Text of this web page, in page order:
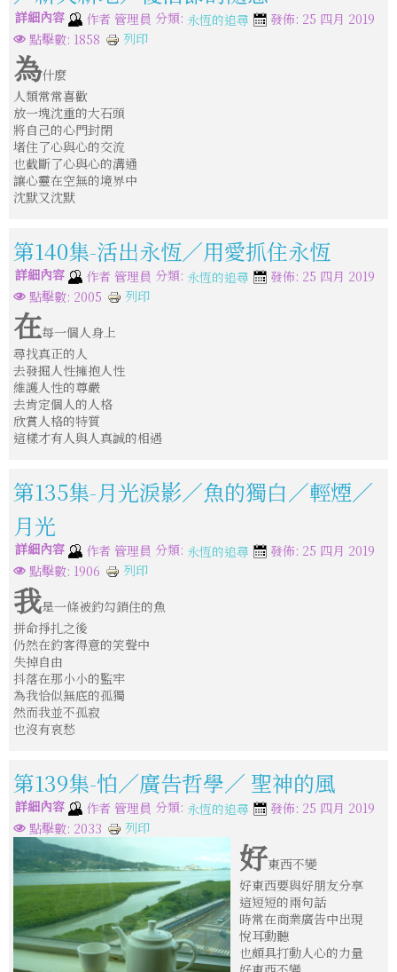
詳細內容 作者 管理員 分類: 永恆的追尋
發佈: 25 四月 2019
點擊數: 1858
列印
為什麼
人類常常喜歡
放一塊沈重的大石頭
將自己的心門封閉
堵住了心與心的交流
也截斷了心與心的溝通
讓心靈在空無的境界中
沈默又沈默
第140集-活出永恆／用愛抓住永恆
詳細內容 作者 管理員 分類: 永恆的追尋
發佈: 25 四月 2019
點擊數: 2005
列印
在每一個人身上
尋找真正的人
去發掘人性擁抱人性
維護人性的尊嚴
去肯定個人的人格
欣賞人格的特質
這樣才有人與人真誠的相遇
第135集-月光淚影／魚的獨白／輕煙／
月光
詳細內容 作者 管理員 分類: 永恆的追尋
發佈: 25 四月 2019
點擊數: 1906
列印
我是一條被釣勾鎖住的魚
拼命掙扎之後
仍然在釣客得意的笑聲中
失掉自由
抖落在那小小的監牢
為我恰似無底的孤獨
然而我並不孤寂
也沒有哀愁
第139集-怕／廣告哲學／ 聖神的風
詳細內容 作者 管理員 分類: 永恆的追尋
發佈: 25 四月 2019
點擊數: 2033
列印
好東西不變
好東西要與好朋友分享
這短短的兩句話
時常在商業廣告中出現
悅耳動聽
也頗具打動人心的力量